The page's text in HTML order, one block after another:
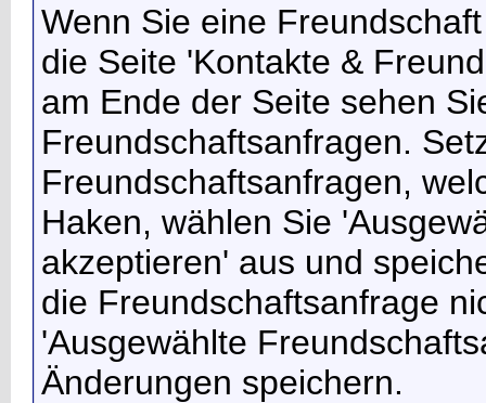
Wenn Sie eine
die Seite 'Kontakte &
am Ende der Seite sehen
Freundschaftsanfragen.
Freundschaftsanfragen,
Haken, wählen Sie
akzeptieren' aus und
die Freundschaftsanfrage
'Ausgewählte
Änderungen speichern.